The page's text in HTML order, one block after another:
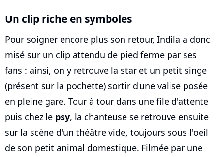
Un clip riche en symboles
Pour soigner encore plus son retour, Indila a donc
misé sur un clip attendu de pied ferme par ses
fans : ainsi, on y retrouve la star et un petit singe
(présent sur la pochette) sortir d'une valise posée
en pleine gare. Tour à tour dans une file d'attente
puis chez le psy, la chanteuse se retrouve ensuite
sur la scène d'un théâtre vide, toujours sous l'oeil
de son petit animal domestique. Filmée par une